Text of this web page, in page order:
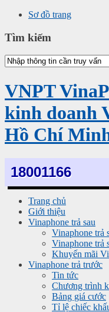
Sơ đồ trang
Tìm kiếm
VNPT
kinh doanh
Hồ Chí
18001166
Trang chủ
Giới thiệu
Vinaphone trả sau
Vinaphone trả
Vinaphone trả
Khuyến mãi
Vinaphone trả trước
Tin tức
Chương trình
Bảng giá cước
Tỉ lệ chiếc